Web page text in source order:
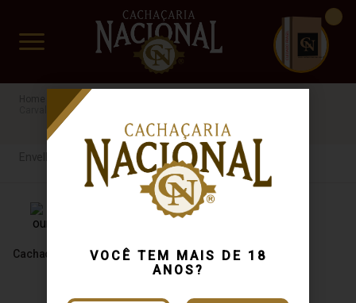
VOCÊ TEM MAIS DE 18
ANOS?
www.cachacarianacional.com.br
CUIDADO FRÁGIL
Cachaça
R$100 a R$200
Cachaça Formosa Ouro 700ml